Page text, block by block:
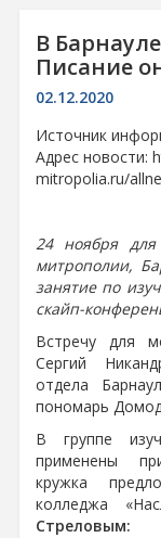
В
Писание
02.12.2020
Источник
Адрес новости:
mitropolia.ru/
24 ноября для
митрополии,
занятие по
скайп-
Встречу для
Сергий
отдела
пономарь
В группе
применены
кружка
колледжа
Стреловым: